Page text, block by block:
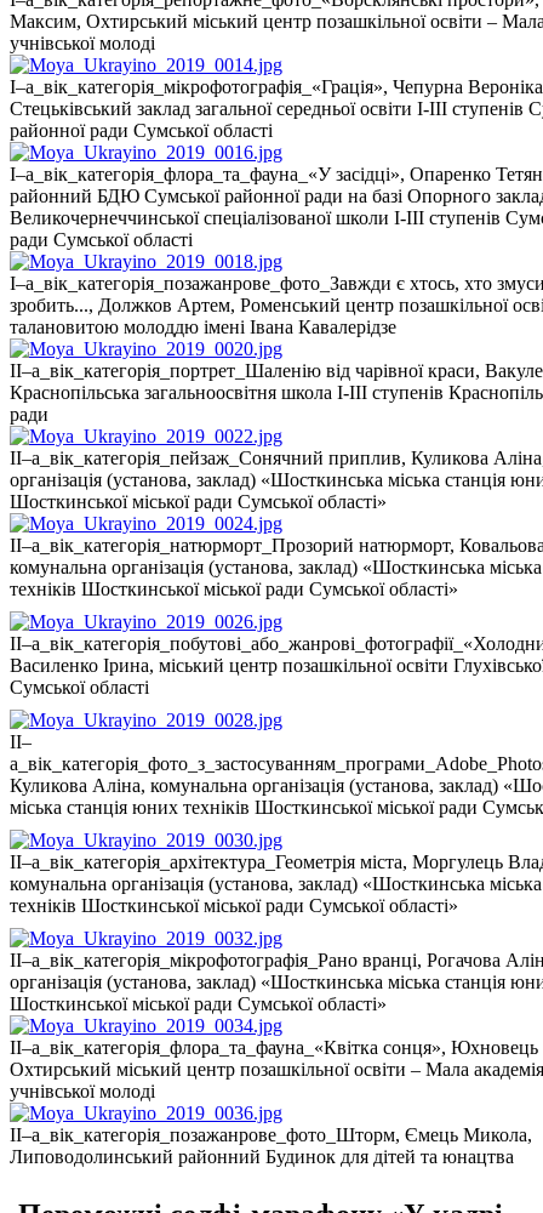
Максим, Охтирський міський центр позашкільної освіти –
учнівської молоді
І–а_вік_категорія_мікрофотографія_«Грація», Чепурна
Стецьківський заклад загальної середньої освіти І-ІІІ ступенів
районної ради Сумської області
І–а_вік_категорія_флора_та_фауна_«У засідці», Опаренко
районний БДЮ Сумської районної ради на базі Опорного
Великочернеччинської спеціалізованої школи І-ІІІ ступенів
ради Сумської області
І–а_вік_категорія_позажанрове_фото_Завжди є хтось, хто
зробить..., Должков Артем, Роменський центр позашкільної
талановитою молоддю імені Івана Кавалерідзе
ІІ–а_вік_категорія_портрет_Шаленію від чарівної краси,
Краснопільська загальноосвітня школа І-ІІІ ступенів
ради
ІІ–а_вік_категорія_пейзаж_Сонячний приплив, Куликова
організація (установа, заклад) «Шосткинська міська станція
Шосткинської міської ради Сумської області»
ІІ–а_вік_категорія_натюрморт_Прозорий натюрморт,
комунальна організація (установа, заклад) «Шосткинська
техніків Шосткинської міської ради Сумської області»
Василенко Ірина, міський центр позашкільної освіти
Сумської області
ІІ–
Куликова Аліна, комунальна організація (установа, заклад)
міська станція юних техніків Шосткинської міської ради
ІІ–а_вік_категорія_архітектура_Геометрія міста, Моргулець
комунальна організація (установа, заклад) «Шосткинська
техніків Шосткинської міської ради Сумської області»
ІІ–а_вік_категорія_мікрофотографія_Рано вранці, Рогачова
організація (установа, заклад) «Шосткинська міська станція
Шосткинської міської ради Сумської області»
ІІ–а_вік_категорія_флора_та_фауна_«Квітка сонця», Юхновець
Охтирський міський центр позашкільної освіти – Мала
учнівської молоді
ІІ–а_вік_категорія_позажанрове_фото_Шторм, Ємець Микола,
Липоводолинський районний Будинок для дітей та юнацтва